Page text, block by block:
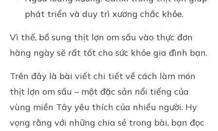
phát triển và duy trì xương chắc khỏe.
Vì thế, bổ sung thịt lợn om sấu vào thực đơn
hàng ngày sẽ rất tốt cho sức khỏe gia đình bạn.
Trên đây là bài viết chi tiết về cách làm món
thịt lợn om sấu – một đặc sản nổi tiếng của
vùng miền Tây yêu thích của nhiều người. Hy
vọng rằng với những chia sẻ trong bài, bạn đọc